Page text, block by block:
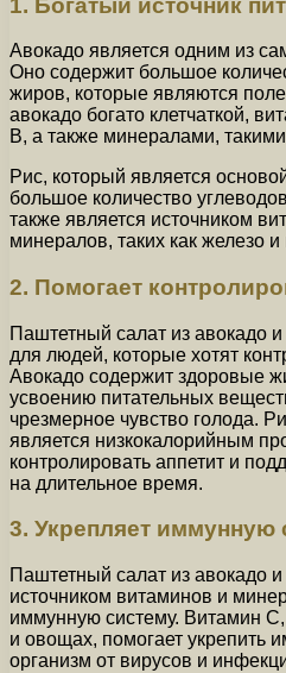
Авокадо является одним из
Оно содержит большое
жиров, которые являются
авокадо богато клетчаткой,
В, а также минералами,
Рис, который является
большое количество
также является источником
минералов, таких как железо и
2. Помогает
Паштетный салат из авокадо
для людей, которые хотят
Авокадо содержит здоровые
усвоению питательных
чрезмерное чувство голода.
является низкокалорийным
контролировать аппетит и
на длительное время.
3. Укрепляет иммунную
Паштетный салат из авокадо
источником витаминов и
иммунную систему. Витамин
и овощах, помогает укрепить
организм от вирусов и